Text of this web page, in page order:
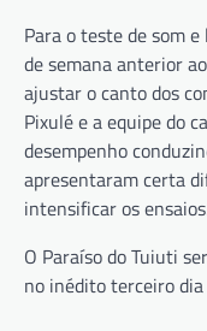
Para o teste de som
de semana anterior
ajustar o canto dos
Pixulé e a equipe do
desempenho
apresentaram certa
intensificar os
O Paraíso do Tuiuti
no inédito terceiro dia